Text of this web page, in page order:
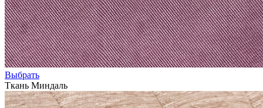
Выбрать
Ткань Миндаль